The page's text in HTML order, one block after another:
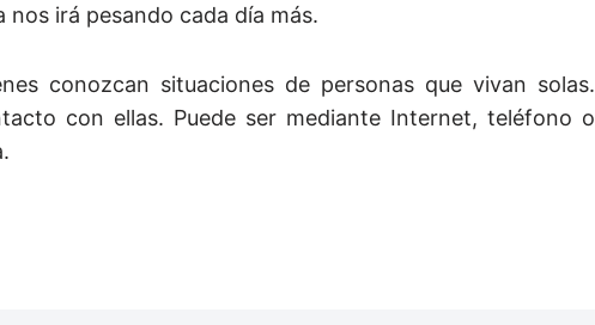
irá pesando cada día más.
conozcan situaciones de personas que vivan solas.
con ellas. Puede ser mediante Internet, teléfono o